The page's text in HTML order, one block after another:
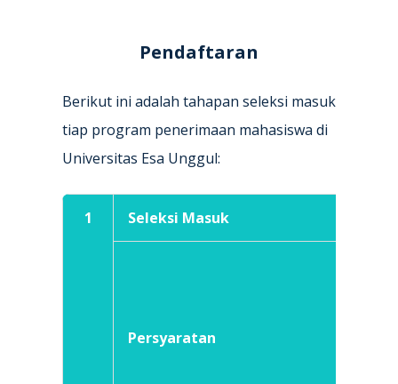
Pendaftaran
Berikut ini adalah tahapan seleksi masuk
tiap program penerimaan mahasiswa di
Universitas Esa Unggul:
1 Seleksi Masuk
Persyaratan